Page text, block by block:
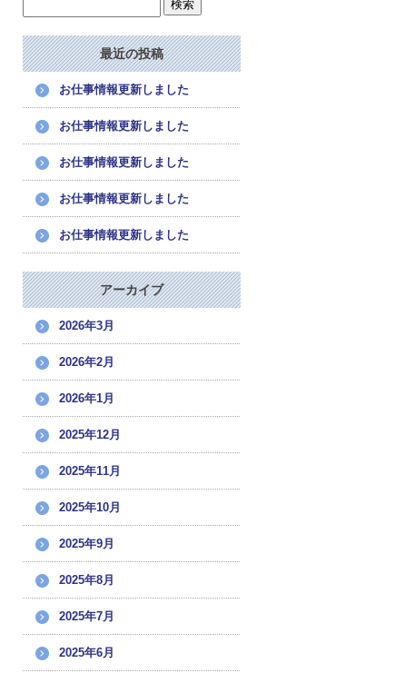
最近の投稿
お仕事情報更新しました
お仕事情報更新しました
お仕事情報更新しました
お仕事情報更新しました
お仕事情報更新しました
アーカイブ
2026年3月
2026年2月
2026年1月
2025年12月
2025年11月
2025年10月
2025年9月
2025年8月
2025年7月
2025年6月